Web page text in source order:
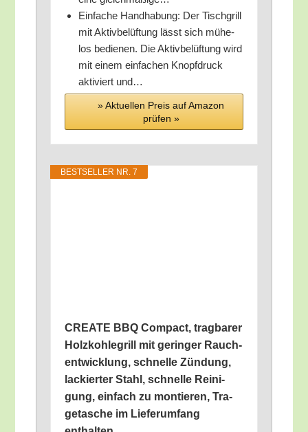
Ein­fa­che Hand­ha­bung: Der Tisch­grill
mit Aktiv­be­lüf­tung lässt sich mühe­
los bedie­nen. Die Aktiv­be­lüf­tung wird
mit einem ein­fa­chen Knopf­druck
akti­viert und…
» Aktu­el­len Preis auf Ama­zon
prü­fen »
BEST­SEL­LER NR. 7
CREATE BBQ Com­pact, trag­ba­rer
Holz­koh­le­grill mit gerin­ger Rauch­
ent­wick­lung, schnel­le Zün­dung,
lackier­ter Stahl, schnel­le Rei­ni­
gung, ein­fach zu mon­tie­ren, Tra­
ge­ta­sche im Lie­fer­um­fang